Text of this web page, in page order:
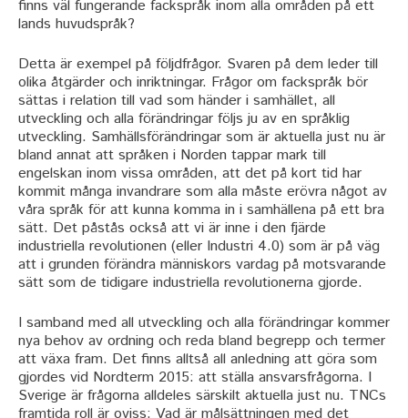
finns väl fungerande fackspråk inom alla områden på ett
lands huvudspråk?
Detta är exempel på följdfrågor. Svaren på dem leder till
olika åtgärder och inriktningar. Frågor om fackspråk bör
sättas i relation till vad som händer i samhället, all
utveckling och alla förändringar följs ju av en språklig
utveckling. Samhällsförändringar som är aktuella just nu är
bland annat att språken i Norden tappar mark till
engelskan inom vissa områden, att det på kort tid har
kommit många invandrare som alla måste erövra något av
våra språk för att kunna komma in i samhällena på ett bra
sätt. Det påstås också att vi är inne i den fjärde
industriella revolutionen (eller Industri 4.0) som är på väg
att i grunden förändra människors vardag på motsvarande
sätt som de tidigare industriella revolutionerna gjorde.
I samband med all utveckling och alla förändringar kommer
nya behov av ordning och reda bland begrepp och termer
att växa fram. Det finns alltså all anledning att göra som
gjordes vid Nordterm 2015: att ställa ansvarsfrågorna. I
Sverige är frågorna alldeles särskilt aktuella just nu. TNCs
framtida roll är oviss: Vad är målsättningen med det